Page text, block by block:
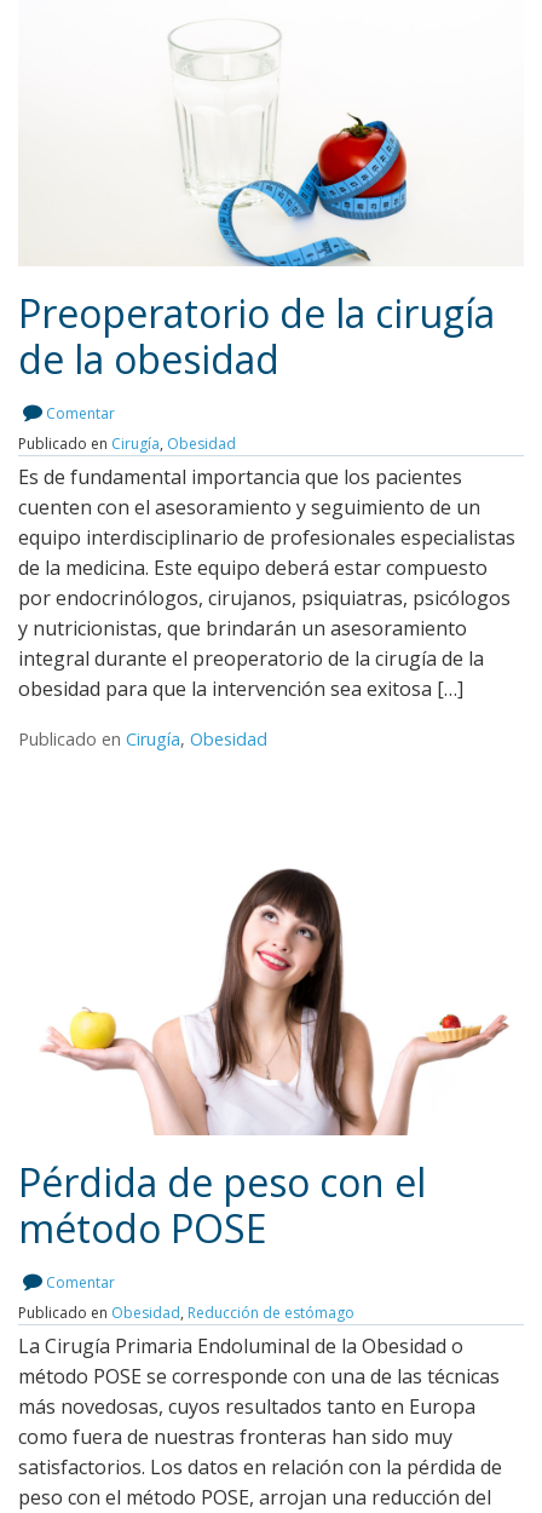
Preoperatorio de la cirugía
de la obesidad
Comentar
Publicado en Cirugía, Obesidad
Es de fundamental importancia que los pacientes
cuenten con el asesoramiento y seguimiento de un
equipo interdisciplinario de profesionales especialistas
de la medicina. Este equipo deberá estar compuesto
por endocrinólogos, cirujanos, psiquiatras, psicólogos
y nutricionistas, que brindarán un asesoramiento
integral durante el preoperatorio de la cirugía de la
obesidad para que la intervención sea exitosa […]
Publicado en Cirugía, Obesidad
Pérdida de peso con el
método POSE
Comentar
Publicado en Obesidad, Reducción de estómago
La Cirugía Primaria Endoluminal de la Obesidad o
método POSE se corresponde con una de las técnicas
más novedosas, cuyos resultados tanto en Europa
como fuera de nuestras fronteras han sido muy
satisfactorios. Los datos en relación con la pérdida de
peso con el método POSE, arrojan una reducción del